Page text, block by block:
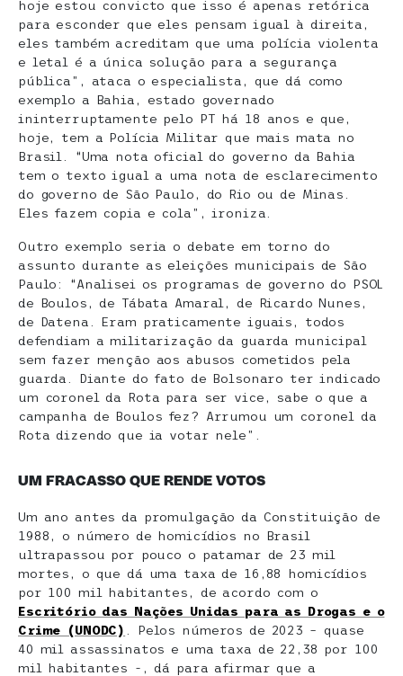
hoje estou convicto que isso é apenas retórica
para esconder que eles pensam igual à direita,
eles também acreditam que uma polícia violenta
e letal é a única solução para a segurança
pública”, ataca o especialista, que dá como
exemplo a Bahia, estado governado
ininterruptamente pelo PT há 18 anos e que,
hoje, tem a Polícia Militar que mais mata no
Brasil. “Uma nota oficial do governo da Bahia
tem o texto igual a uma nota de esclarecimento
do governo de São Paulo, do Rio ou de Minas.
Eles fazem copia e cola”, ironiza.
Outro exemplo seria o debate em torno do
assunto durante as eleições municipais de São
Paulo: “Analisei os programas de governo do PSOL
de Boulos, de Tábata Amaral, de Ricardo Nunes,
de Datena. Eram praticamente iguais, todos
defendiam a militarização da guarda municipal
sem fazer menção aos abusos cometidos pela
guarda. Diante do fato de Bolsonaro ter indicado
um coronel da Rota para ser vice, sabe o que a
campanha de Boulos fez? Arrumou um coronel da
Rota dizendo que ia votar nele”.
UM FRACASSO QUE RENDE VOTOS
Um ano antes da promulgação da Constituição de
1988, o número de homicídios no Brasil
ultrapassou por pouco o patamar de 23 mil
mortes, o que dá uma taxa de 16,88 homicídios
por 100 mil habitantes, de acordo com o
Escritório das Nações Unidas para as Drogas e o
Crime (UNODC)
. Pelos números de 2023 – quase
40 mil assassinatos e uma taxa de 22,38 por 100
mil habitantes -, dá para afirmar que a